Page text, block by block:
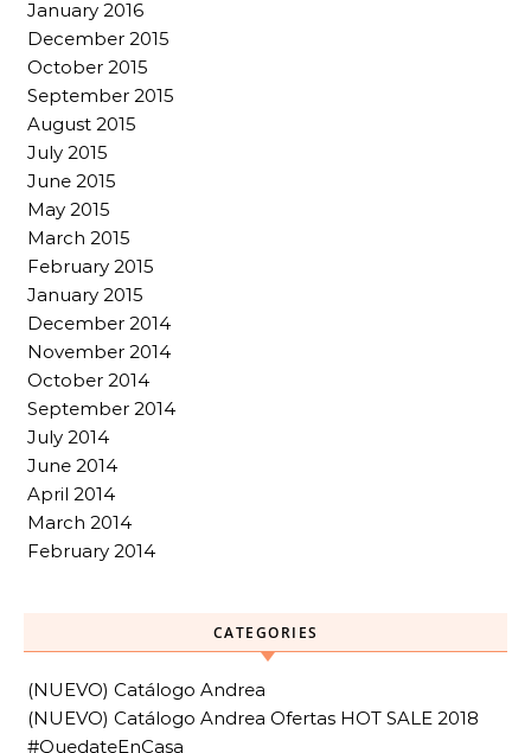
January 2016
December 2015
October 2015
September 2015
August 2015
July 2015
June 2015
May 2015
March 2015
February 2015
January 2015
December 2014
November 2014
October 2014
September 2014
July 2014
June 2014
April 2014
March 2014
February 2014
CATEGORIES
(NUEVO) Catálogo Andrea
(NUEVO) Catálogo Andrea Ofertas HOT SALE 2018
#QuedateEnCasa